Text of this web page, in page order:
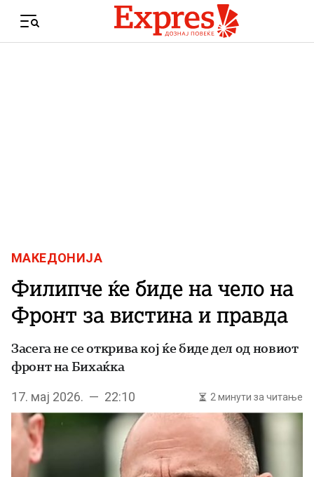
Menu
МАКЕДОНИЈА
Филипче ќе биде на чело на
Фронт за вистина и правда
Засега не се открива кој ќе биде дел од новиот
фронт на Бихаќка
17. мај 2026. — 22:10 2 минути за читање